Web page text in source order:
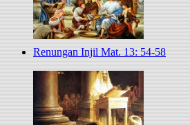
Renungan Injil Mat. 13: 54-58